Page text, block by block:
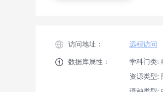
访问地址： 远程访问
数据库属性：
学科门类:
资源类型: